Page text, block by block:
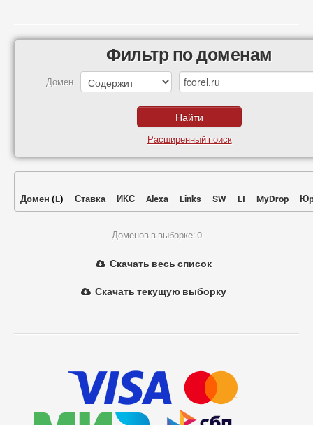
Фильтр по доменам
Домен
Расширенный поиск
Домен (L) Ставка ИКС Alexa Links SW LI MyDrop
Доменов в выборке: 0
Скачать весь список
Скачать текущую выборку